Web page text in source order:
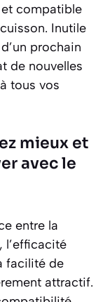
compatible
Inutile
prochain
de nouvelles
tous vos
mieux et
avec le
entre la
l’efficacité
facilité de
attractif.